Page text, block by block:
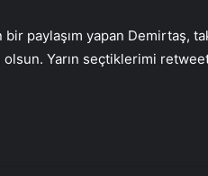
paylaşım yapan Demirtaş,
Yarın seçtiklerimi